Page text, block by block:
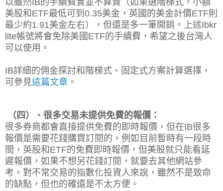
美股和ETF最低可到0.35美金，英國的美金計價ETF則
最少約1.91美金左右），但還是多一筆開銷。上述Ibkr
lite帳號將會免除美國ETF的手續費，希望之後台灣人
可以使用。
IB詳細的佣金探討和階梯式、固定式方案計算選擇，
可參見這篇文章 。
（四）、很多交易未提供免費的報價：
很多券商都會直接提供免費的即時報價，但在IB很多
報價是需要花錢購買訂閱的，例如目前暫時有一段時
間，英股和ETF的免費即時報價，但美股就只能看延
遲報價，如果不想另花錢訂閱，就要去其他網站參
考。對不常交易的指數化投資人來說，雖然不是致命
的缺點，但也的確還是不太方便。